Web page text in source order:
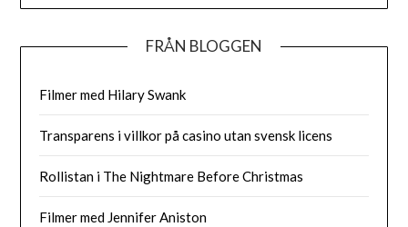
FRÅN BLOGGEN
Filmer med Hilary Swank
Transparens i villkor på casino utan svensk licens
Rollistan i The Nightmare Before Christmas
Filmer med Jennifer Aniston